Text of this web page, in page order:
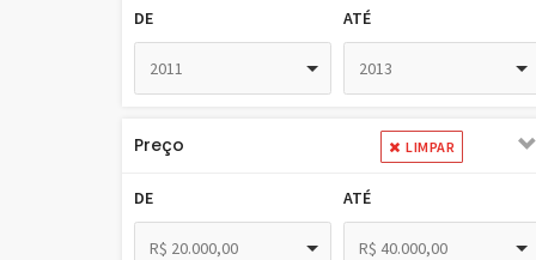
DE
2011
ATÉ
2013
Preço LIMPAR
DE
R$ 20.000,00
ATÉ
R$ 40.000,00